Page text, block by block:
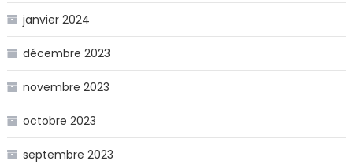
janvier 2024
décembre 2023
novembre 2023
octobre 2023
septembre 2023